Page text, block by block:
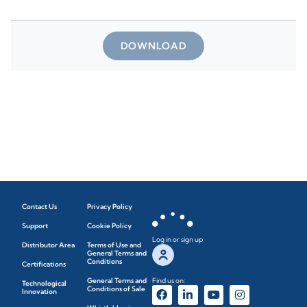
DOWNLOAD
Contact Us
Support
Distributor Area
Certifications
Technological
Innovation
Privacy Policy
Cookie Policy
Terms of Use and
General Terms and
Conditions
General Terms and
Conditions of Sale
Log in or sign up
Find us on: